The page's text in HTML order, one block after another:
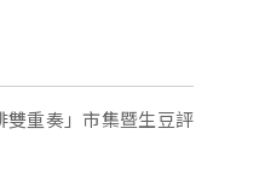
雙重奏」市集暨生豆評